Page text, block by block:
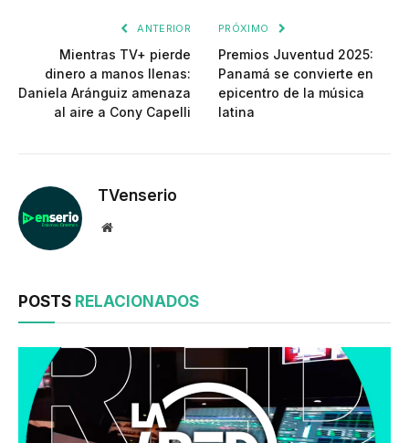
ANTERIOR
Mientras TV+ pierde
dinero a manos llenas:
Daniela Aránguiz amenaza
al aire a Cony Capelli
PRÓXIMO
Premios Juventud 2025:
Panamá se convierte en
epicentro de la música
latina
TVenserio
Website
POSTS RELACIONADOS